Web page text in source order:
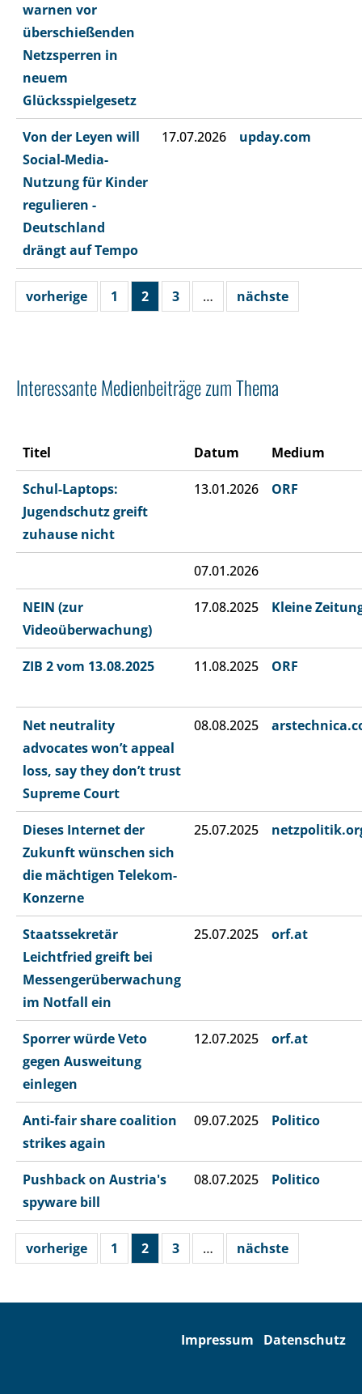
warnen vor
überschießenden
Netzsperren in
neuem
Glücksspielgesetz
Von der Leyen will
Social-Media-
Nutzung für Kinder
regulieren -
Deutschland
drängt auf Tempo
17.07.2026 upday.com
vorherige 1 2 3 … nächste
Interessante Medienbeiträge zum Thema
Titel Datum Medium
Schul-Laptops:
Jugendschutz greift
zuhause nicht
13.01.2026 ORF
07.01.2026
NEIN (zur
Videoüberwachung)
17.08.2025 Kleine
ZIB 2 vom 13.08.2025 11.08.2025 ORF
Net neutrality
advocates won’t appeal
loss, say they don’t trust
Supreme Court
08.08.2025
Dieses Internet der
Zukunft wünschen sich
die mächtigen Telekom-
Konzerne
25.07.2025
Staatssekretär
Leichtfried greift bei
Messengerüberwachung
im Notfall ein
25.07.2025 orf.at
Sporrer würde Veto
gegen Ausweitung
einlegen
12.07.2025 orf.at
Anti-fair share coalition
strikes again
09.07.2025 Politico
Pushback on Austria's
spyware bill
08.07.2025 Politico
vorherige 1 2 3 … nächste
Impressum Datenschutz